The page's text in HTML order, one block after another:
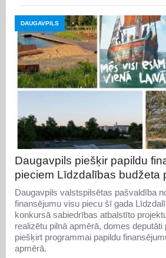
DAUGAVPILS
Daugavpils piešķir papildu
pieciem Līdzdalības budžeta
Daugavpils valstspilsētas pašvaldība
finansējumu visu piecu šī gada
konkursā sabiedrības atbalstīto
realizētu pilnā apmērā, domes
piešķirt programmai papildu
apmērā.